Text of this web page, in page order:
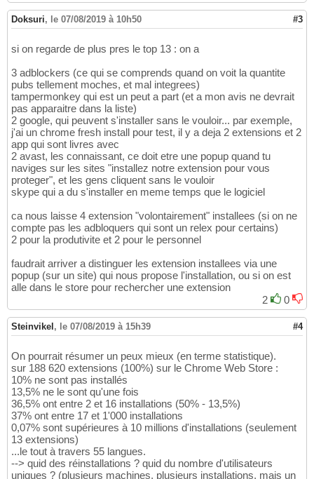
Doksuri, le 07/08/2019 à 10h50 #3
si on regarde de plus pres le top 13 : on a
3 adblockers (ce qui se comprends quand on voit la quantite
pubs tellement moches, et mal integrees)
tampermonkey qui est un peut a part (et a mon avis ne devrait
pas apparaitre dans la liste)
2 google, qui peuvent s'installer sans le vouloir... par exemple,
j'ai un chrome fresh install pour test, il y a deja 2 extensions et 2
app qui sont livres avec
2 avast, les connaissant, ce doit etre une popup quand tu
naviges sur les sites "installez notre extension pour vous
proteger", et les gens cliquent sans le vouloir
skype qui a du s'installer en meme temps que le logiciel
ca nous laisse 4 extension "volontairement" installees (si on ne
compte pas les adbloquers qui sont un relex pour certains)
2 pour la produtivite et 2 pour le personnel
faudrait arriver a distinguer les extension installees via une
popup (sur un site) qui nous propose l'installation, ou si on est
alle dans le store pour rechercher une extension
2
0
Steinvikel , le 07/08/2019 à 15h39 #4
On pourrait résumer un peux mieux (en terme statistique).
sur 188 620 extensions (100%) sur le Chrome Web Store :
10% ne sont pas installés
13,5% ne le sont qu'une fois
36,5% ont entre 2 et 16 installations (50% - 13,5%)
37% ont entre 17 et 1'000 installations
0,07% sont supérieures à 10 millions d'installations (seulement
13 extensions)
...le tout à travers 55 langues.
--> quid des réinstallations ? quid du nombre d'utilisateurs
uniques ? (plusieurs machines, plusieurs installations, mais un